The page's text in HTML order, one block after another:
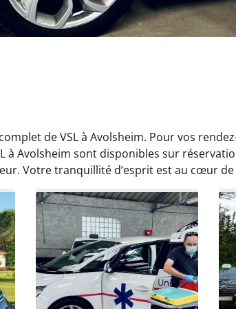
de VSL à Avolsheim. Pour vos
à Avolsheim sont disponibles sur
Votre tranquillité d’esprit est au cœur
Arnaud Deschamps
30 janvier 2025
Très satisfait du transport,
tout s’est bien déroulé.
Chauffeur à l’écoute et
patient.